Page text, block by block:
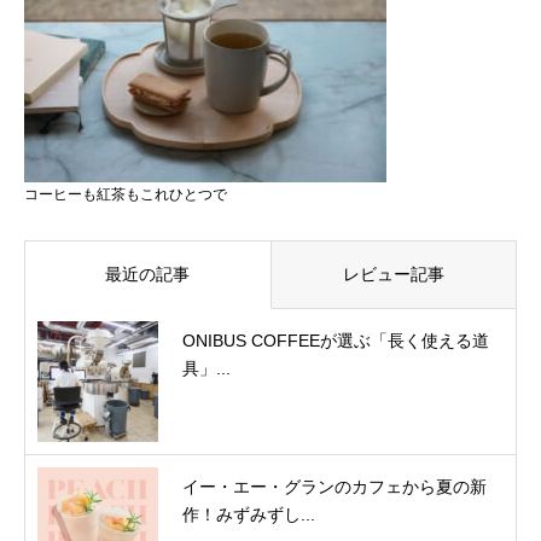
コーヒーも紅茶もこれひとつで
最近の記事 レビュー記事
ONIBUS COFFEEが選ぶ「長く使える道
具」...
イー・エー・グランのカフェから夏の新
作！みずみずし...